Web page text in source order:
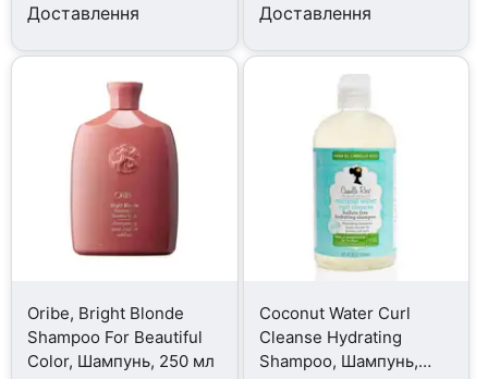
Доставлення Доставлення
Oribe, Bright Blonde
Shampoo For Beautiful
Color, Шампунь, 250 мл
Coconut Water Curl
Cleanse Hydrating
Shampoo, Шампунь,